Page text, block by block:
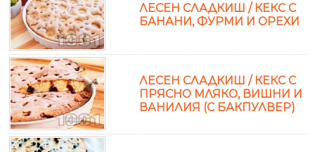
ЛЕСЕН СЛАДКИШ / КЕКС С
БАНАНИ, ФУРМИ И ОРЕХИ
ЛЕСЕН СЛАДКИШ / КЕКС С
ПРЯСНО МЛЯКО, ВИШНИ И
ВАНИЛИЯ (С БАКПУЛВЕР)